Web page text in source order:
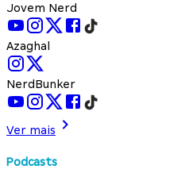
Jovem Nerd
Azaghal
NerdBunker
Ver mais
Podcasts